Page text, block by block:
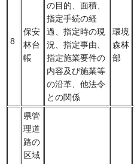
8
保安
林台
帳
の目的、面積、
指定手続の経
過、指定時の現
況、指定事由、
指定施業要件の
内容及び施業等
の沿革、他法令
との関係
環境
森林
部
県管
理道
路の
区域